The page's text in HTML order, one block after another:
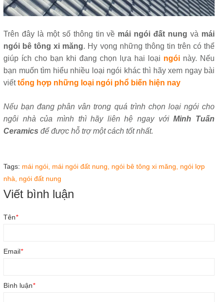
Trên đây là một số thông tin về mái ngói đất nung và mái
ngói bê tông xi măng. Hy vọng những thông tin trên có thể
giúp ích cho bạn khi đang chọn lựa hai loại ngói này. Nếu
bạn muốn tìm hiểu nhiều loại ngói khác thì hãy xem ngay bài
viếttổng hợp những loại ngói phổ biến hiện nay
Nếu bạn đang phân vân trong quá trình chọn loại ngói cho
ngôi nhà của mình thì hãy liên hệ ngay vớiMinh Tuấn
Ceramics để được hỗ trợ một cách tốt nhất.
Tags: mái ngói, mái ngói đất nung, ngói bê tông xi măng, ngói lợp
nhà, ngói đất nung
Viết bình luận
Tên*
Email*
Bình luận*